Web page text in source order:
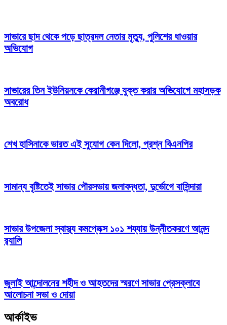
সাভারে ছাদ থেকে পড়ে ছাত্রদল নেতার মৃত্যু, পুলিশের ধাওয়ার
অভিযোগ
সাভারের তিন ইউনিয়নকে কেরানীগঞ্জে যুক্ত করার অভিযোগে মহাসড়ক
অবরোধ
শেখ হাসিনাকে ভারত এই সুযোগ কেন দিলো, প্রশ্ন বিএনপির
সামান্য বৃষ্টিতেই সাভার পৌরসভায় জলাবদ্ধতা, দুর্ভোগে বাসিন্দারা
সাভার উপজেলা স্বাস্থ্য কমপ্লেক্স ১০১ শয্যায় উন্নীতকরণে আনন্দ
র‍্যালি
জুলাই আন্দোলনের শহীদ ও আহতদের স্মরণে সাভার প্রেসক্লাবে
আলোচনা সভা ও দোয়া
আর্কাইভ